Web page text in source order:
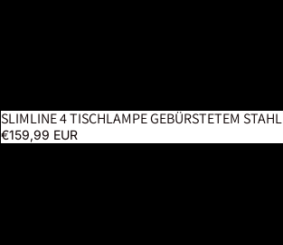
BESTSELLER
SLIMLINE 4 TISCHLAMPE GEBÜRSTETEM STAHL
€159,99 EUR